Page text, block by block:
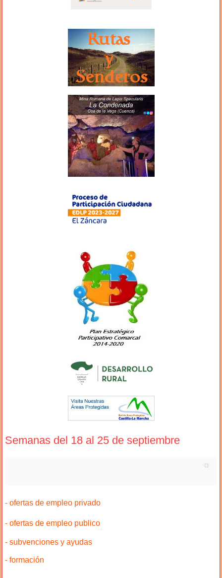
Semanas del 18 al 25 de septiembre
- ofertas de empleo privado
- ofertas de empleo publico
- subvenciones y ayudas
- formación